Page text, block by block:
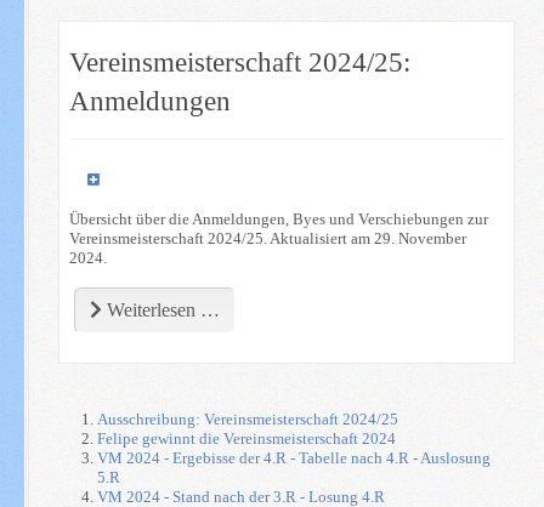
Vereinsmeisterschaft 2024/25:
Anmeldungen
Übersicht über die Anmeldungen, Byes und Verschiebungen zur
Vereinsmeisterschaft 2024/25. Aktualisiert am 29. November
2024.
Weiterlesen …
Ausschreibung: Vereinsmeisterschaft 2024/25
Felipe gewinnt die Vereinsmeisterschaft 2024
VM 2024 - Ergebisse der 4.R - Tabelle nach 4.R - Auslosung
5.R
VM 2024 - Stand nach der 3.R - Losung 4.R